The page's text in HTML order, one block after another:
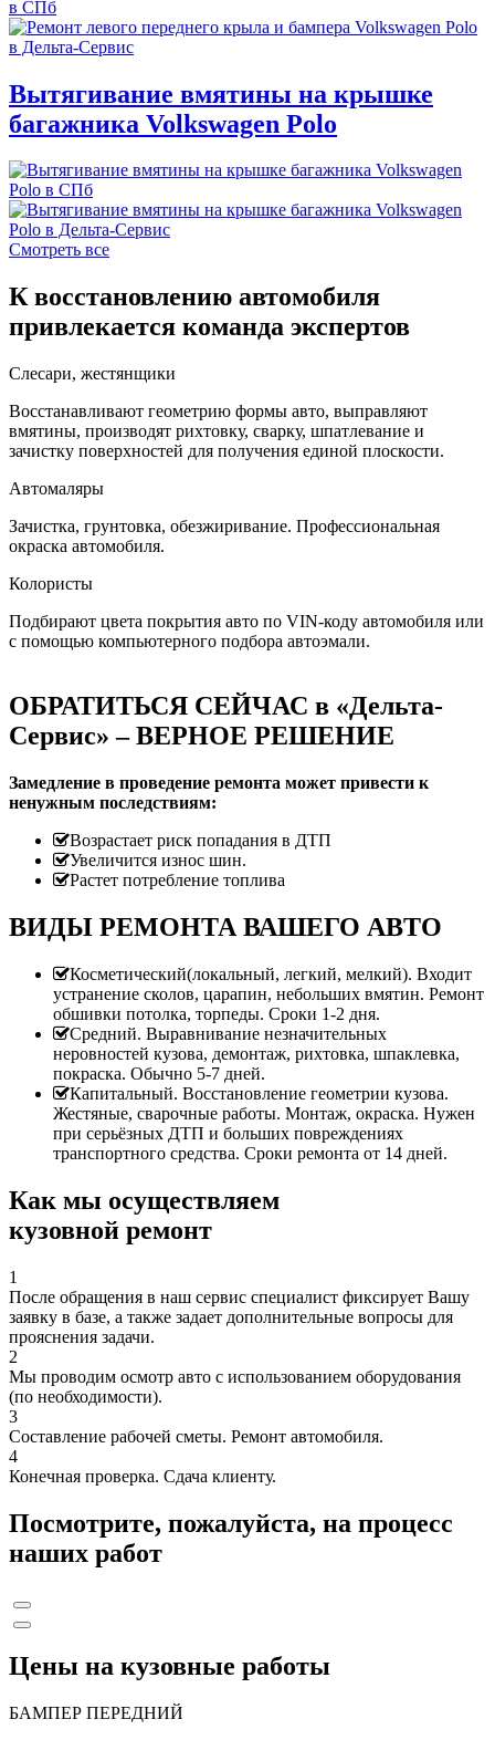
Вытягивание вмятины на крышке
багажника Volkswagen Polo
Смотреть все
К восстановлению автомобиля
привлекается команда экспертов
Слесари, жестянщики
Восстанавливают геометрию формы авто, выправляют
вмятины, производят рихтовку, сварку, шпатлевание и
зачистку поверхностей для получения единой плоскости.
Автомаляры
Зачистка, грунтовка, обезжиривание. Профессиональная
окраска автомобиля.
Колористы
Подбирают цвета покрытия авто по VIN-коду автомобиля или
с помощью компьютерного подбора автоэмали.
ОБРАТИТЬСЯ СЕЙЧАС в «Дельта-
Сервис» – ВЕРНОЕ РЕШЕНИЕ
Замедление в проведение ремонта может привести к
ненужным последствиям:
Возрастает риск попадания в ДТП
Увеличится износ шин.
Растет потребление топлива
ВИДЫ РЕМОНТА ВАШЕГО АВТО
Косметический(локальный, легкий, мелкий). Входит
устранение сколов, царапин, небольших вмятин. Ремонт
обшивки потолка, торпеды. Сроки 1-2 дня.
Средний. Выравнивание незначительных
неровностей кузова, демонтаж, рихтовка, шпаклевка,
покраска. Обычно 5-7 дней.
Капитальный. Восстановление геометрии кузова.
Жестяные, сварочные работы. Монтаж, окраска. Нужен
при серьёзных ДТП и больших повреждениях
транспортного средства. Сроки ремонта от 14 дней.
Как мы осуществляем
кузовной ремонт
1
После обращения в наш сервис специалист фиксирует Вашу
заявку в базе, а также задает дополнительные вопросы для
прояснения задачи.
2
Мы проводим осмотр авто с использованием оборудования
(по необходимости).
3
Составление рабочей сметы. Ремонт автомобиля.
4
Конечная проверка. Сдача клиенту.
Посмотрите, пожалуйста, на процесс
наших работ
Цены на кузовные работы
БАМПЕР ПЕРЕДНИЙ